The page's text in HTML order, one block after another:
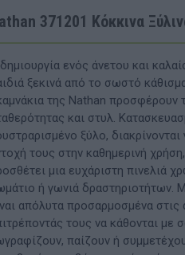
Αποθήκευσης
Ιδέες για
Ιδέες για
ΙΔΈΕΣ ΓΙΑ
371201 Κόκκινα
ενός άνετου και
ξεκινά από το σωστό
της Nathan προσφέρουν
και στυλ.
ξύλο,
τους στην καθημερινή
μια ευχάριστη πινελιά
ή γωνιά δραστηριοτήτων.
απόλυτα προσαρμοσμένα
τους να κάθονται
παίζουν ή